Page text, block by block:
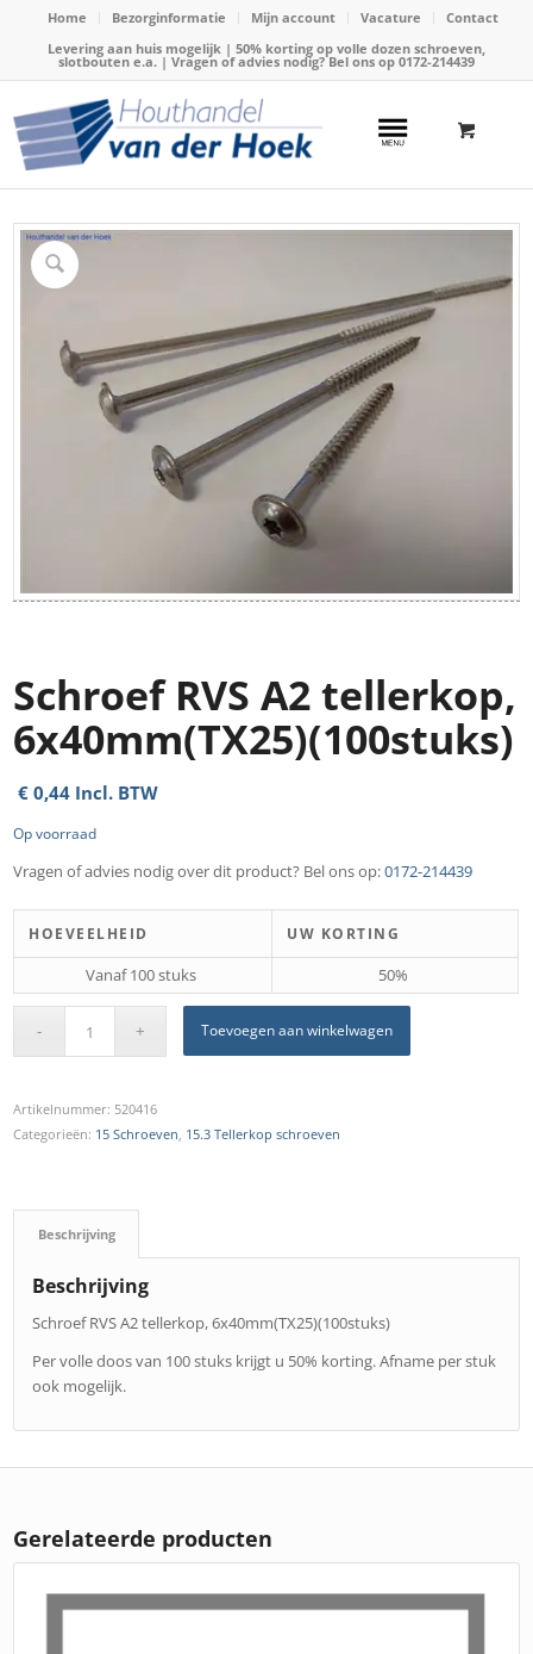
Home Bezorginformatie Mijn account Vacature
Contact
Levering aan huis mogelijk | 50% korting op volle dozen schroeven,
slotbouten e.a. | Vragen of advies nodig? Bel ons op 0172-214439
Home / Webshop / Schroeven / Tellerkop schroeven
Schroef RVS A2 tellerkop, 6x40mm(TX25)(100stuks)
Schroef RVS A2 tellerkop,
6x40mm(TX25)(100stuks)
€ 0,44 Incl. BTW
Op voorraad
Vragen of advies nodig over dit product? Bel ons op:0172-214439
HOEVEELHEID UW KORTING
Vanaf 100 stuks 50%
Toevoegen aan winkelwagen
Artikelnummer: 520416
Categorieën: 15 Schroeven, 15.3 Tellerkop schroeven
Beschrijving
Beschrijving
Schroef RVS A2 tellerkop, 6x40mm(TX25)(100stuks)
Per volle doos van 100 stuks krijgt u 50% korting. Afname per stuk
ook mogelijk.
Gerelateerde producten